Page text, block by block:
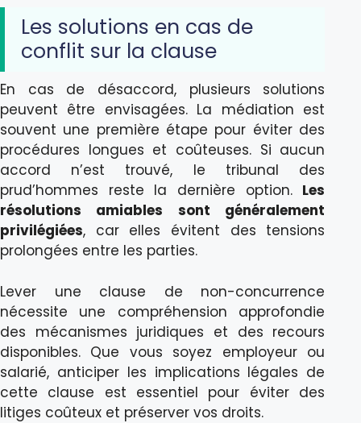
Les solutions en cas de
conflit sur la clause
En cas de désaccord, plusieurs solutions
peuvent être envisagées. La médiation est
souvent une première étape pour éviter des
procédures longues et coûteuses. Si aucun
accord n’est trouvé, le tribunal des
prud’hommes reste la dernière option. Les
résolutions amiables sont généralement
privilégiées, car elles évitent des tensions
prolongées entre les parties.
Lever une clause de non-concurrence
nécessite une compréhension approfondie
des mécanismes juridiques et des recours
disponibles. Que vous soyez employeur ou
salarié, anticiper les implications légales de
cette clause est essentiel pour éviter des
litiges coûteux et préserver vos droits.